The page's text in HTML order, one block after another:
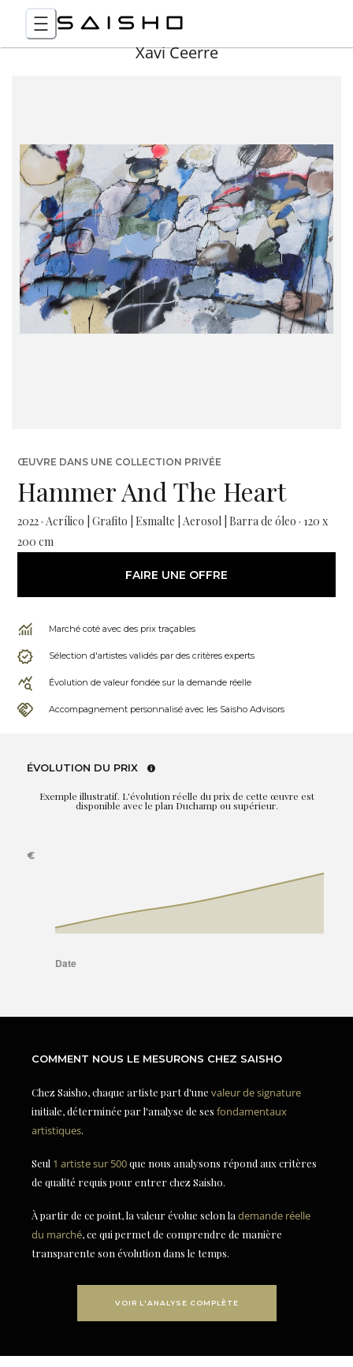
Xavi Ceerre
ŒUVRE DANS UNE COLLECTION PRIVÉE
Hammer And The Heart
2022 · Acrílico | Grafito | Esmalte | Aerosol | Barra de óleo · 120 x
200 cm
FAIRE UNE OFFRE
Marché coté avec des prix traçables
Sélection d'artistes validés par des critères experts
Évolution de valeur fondée sur la demande réelle
Accompagnement personnalisé avec les Saisho Advisors
ÉVOLUTION DU PRIX
Exemple illustratif. L'évolution réelle du prix de cette œuvre est
disponible avec le plan Duchamp ou supérieur.
COMMENT NOUS LE MESURONS CHEZ SAISHO
Chez Saisho, chaque artiste part d'une valeur de signature
initiale, déterminée par l'analyse de ses fondamentaux
artistiques.
Seul 1 artiste sur 500que nous analysons répond aux critères
de qualité requis pour entrer chez Saisho.
À partir de ce point, la valeur évolue selon la demande réelle
du marché, ce qui permet de comprendre de manière
transparente son évolution dans le temps.
VOIR L'ANALYSE COMPLÈTE